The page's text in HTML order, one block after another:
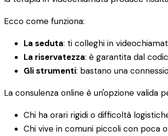
Ecco come funziona:
La seduta: ti colleghi in
La riservatezza: è garantita dal
Gli strumenti: bastano una
La consulenza online è un'opzione valida
Chi ha orari rigidi o difficoltà
Chi vive in comuni piccoli con poca